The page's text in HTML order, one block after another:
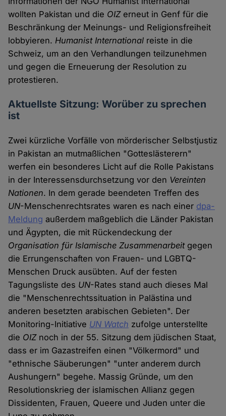
wollten Pakistan und die OIZerneut in Genf für die
Beschränkung der Meinungs- und Religionsfreiheit
lobbyieren.Humanist International reiste in die
Schweiz, um an den Verhandlungen teilzunehmen
und gegen die Erneuerung der Resolution zu
protestieren.
Aktuellste Sitzung: Worüber zu sprechen
ist
Zwei kürzliche Vorfälle von mörderischer Selbstjustiz
in Pakistan an mutmaßlichen "Gotteslästerern"
werfen ein besonderes Licht auf die Rolle Pakistans
in der Interessensdurchsetzung vor den Vereinten
Nationen. In dem gerade beendeten Treffen des
UN-Menschenrechtsrates waren es nach einer dpa-
Meldung außerdem maßgeblich die Länder Pakistan
und Ägypten, die mit Rückendeckung der
Organisation für Islamische Zusammenarbeitgegen
die Errungenschaften von Frauen- und LGBTQ-
Menschen Druck ausübten. Auf der festen
Tagungsliste des UN-Rates stand auch dieses Mal
die "Menschenrechtssituation in Palästina und
anderen besetzten arabischen Gebieten". Der
Monitoring-Initiative UN Watch zufolge unterstellte
die OIZ noch in der 55. Sitzung dem jüdischen Staat,
dass er im Gazastreifen einen "Völkermord" und
"ethnische Säuberungen" "unter anderem durch
Aushungern" begehe. Massig Gründe, um den
Resolutionskrieg der islamischen Allianz gegen
Dissidenten, Frauen, Queere und Juden unter die